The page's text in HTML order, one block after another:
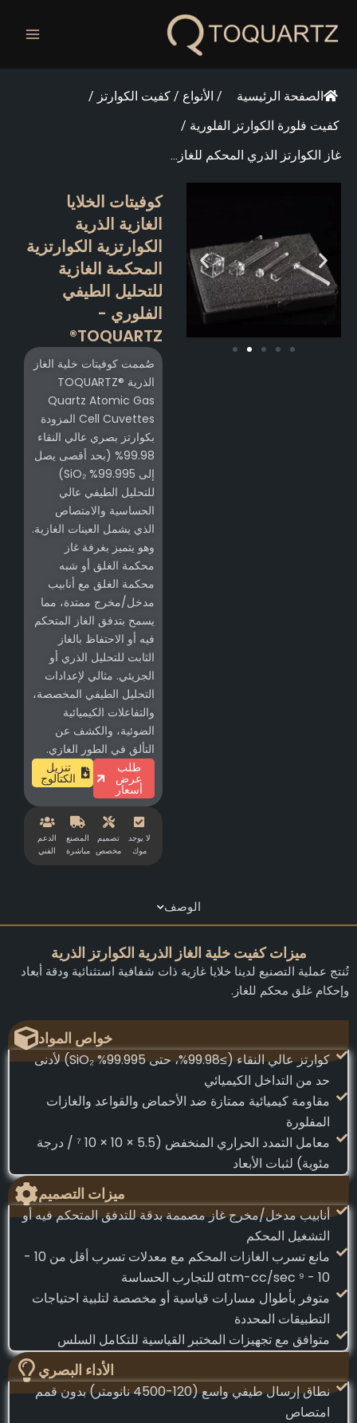
الصفحة الرئيسية / الأنواع / كفيت الكوارتز /
كفيت فلورة الكوارتز الفلورية /
غاز الكوارتز الذري المحكم للغاز...
كوفيتات الخلايا
الغازية الذرية
الكوارتزية الكوارتزية
المحكمة الغازية
للتحليل الطيفي
الفلوري -
TOQUARTZ®
صُممت كوفيتات خلية الغاز
الذرية TOQUARTZ®
Quartz Atomic Gas
Cell Cuvettes المزودة
بكوارتز بصري عالي النقاء
99.98% (بحد أقصى يصل
إلى 99.995% SiO₂)
للتحليل الطيفي عالي
الحساسية والامتصاص
الذي يشمل العينات الغازية.
وهو يتميز بغرفة غاز
محكمة الغلق أو شبه
محكمة الغلق مع أنابيب
مدخل/مخرج ممتدة، مما
يسمح بتدفق الغاز المتحكم
فيه أو الاحتفاظ بالغاز
الثابت للتحليل الذري أو
الجزيئي. مثالي لإعدادات
التحليل الطيفي المخصصة،
والتفاعلات الكيميائية
الضوئية، والكشف عن
التألق في الطور الغازي.
طلب
عرض
أسعار
تنزيل
الكتالوج
لا يوجد
موك
تصميم
مخصص
المصنع
مباشرة
الدعم
الفني
الوصف
ميزات كفيت خلية الغاز الذرية الكوارتز الذرية
تُنتج عملية التصنيع لدينا خلايا غازية ذات شفافية استثنائية ودقة أبعاد
وإحكام غلق محكم للغاز.
خواص المواد
كوارتز عالي النقاء (≥99.98%، حتى 99.995% SiO₂) لأدنى
حد من التداخل الكيميائي
مقاومة كيميائية ممتازة ضد الأحماض والقواعد والغازات
المفلورة
معامل التمدد الحراري المنخفض (5.5 × 10 × 10 ⁷ / درجة
مئوية) لثبات الأبعاد
ميزات التصميم
أنابيب مدخل/مخرج غاز مصممة بدقة للتدفق المتحكم فيه أو
التشغيل المحكم
مانع تسرب الغازات المحكم مع معدلات تسرب أقل من 10 -
10 - ⁹ atm-cc/sec للتجارب الحساسة
متوفر بأطوال مسارات قياسية أو مخصصة لتلبية احتياجات
التطبيقات المحددة
متوافق مع تجهيزات المختبر القياسية للتكامل السلس
الأداء البصري
نطاق إرسال طيفي واسع (120-4500 نانومتر) بدون قمم
امتصاص